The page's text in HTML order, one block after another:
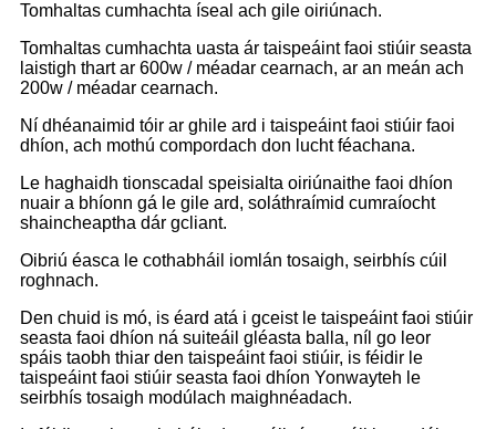
Tomhaltas cumhachta íseal ach gile oiriúnach.
Tomhaltas cumhachta uasta ár taispeáint faoi stiúir seasta
laistigh thart ar 600w / méadar cearnach, ar an meán ach
200w / méadar cearnach.
Ní dhéanaimid tóir ar ghile ard i taispeáint faoi stiúir faoi
dhíon, ach mothú compordach don lucht féachana.
Le haghaidh tionscadal speisialta oiriúnaithe faoi dhíon
nuair a bhíonn gá le gile ard, soláthraímid cumraíocht
shaincheaptha dár gcliant.
Oibriú éasca le cothabháil iomlán tosaigh, seirbhís cúil
roghnach.
Den chuid is mó, is éard atá i gceist le taispeáint faoi stiúir
seasta faoi dhíon ná suiteáil gléasta balla, níl go leor
spáis taobh thiar den taispeáint faoi stiúir, is féidir le
taispeáint faoi stiúir seasta faoi dhíon Yonwayteh le
seirbhís tosaigh modúlach maighnéadach.